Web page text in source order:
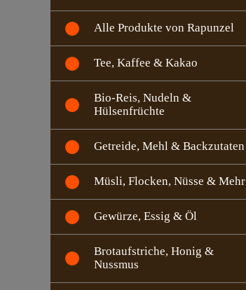
Alle Produkte von Rapunzel
Tee, Kaffee & Kakao
Bio-Reis, Nudeln &
Hülsenfrüchte
Getreide, Mehl & Backzutaten
Müsli, Flocken, Nüsse & Mehr
Gewürze, Essig & Öl
Brotaufstriche, Honig &
Nussmus